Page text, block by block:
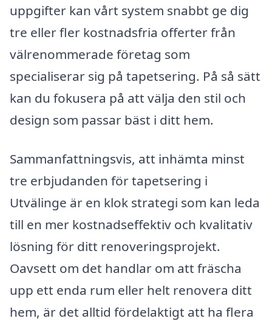
uppgifter kan vårt system snabbt ge dig
tre eller fler kostnadsfria offerter från
välrenommerade företag som
specialiserar sig på tapetsering. På så sätt
kan du fokusera på att välja den stil och
design som passar bäst i ditt hem.
Sammanfattningsvis, att inhämta minst
tre erbjudanden för tapetsering i
Utvälinge är en klok strategi som kan leda
till en mer kostnadseffektiv och kvalitativ
lösning för ditt renoveringsprojekt.
Oavsett om det handlar om att fräscha
upp ett enda rum eller helt renovera ditt
hem, är det alltid fördelaktigt att ha flera